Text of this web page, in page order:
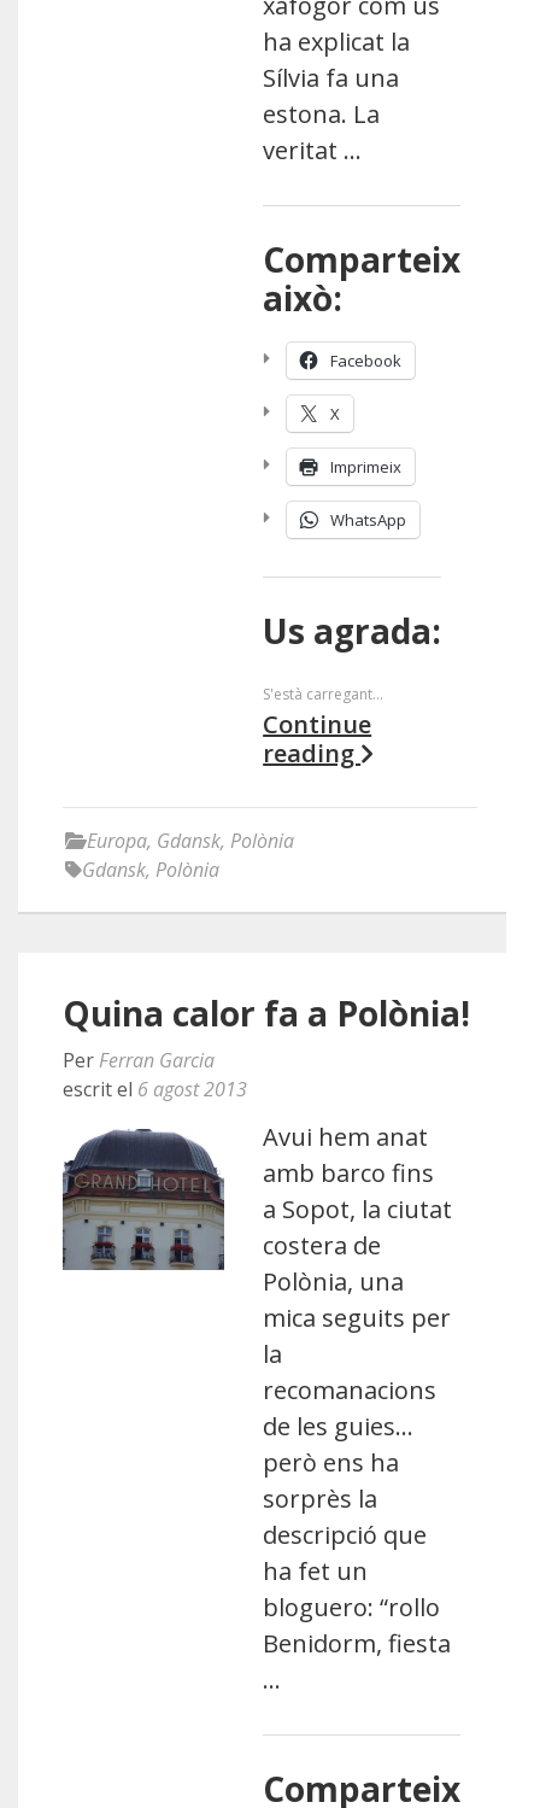
ha explicat la
Sílvia fa una
estona. La
veritat …
Comparteix
això:
Facebook
X
Imprimeix
WhatsApp
Us agrada:
S'està carregant...
Continue
reading
Europa, Gdansk, Polònia
Gdansk, Polònia
Quina calor fa a Polònia!
Per Ferran Garcia
escrit el 6 agost 2013
Avui hem anat
amb barco fins
a Sopot, la ciutat
costera de
Polònia, una
mica seguits per
la
recomanacions
de les guies…
però ens ha
sorprès la
descripció que
ha fet un
bloguero: “rollo
Benidorm, fiesta
…
Comparteix